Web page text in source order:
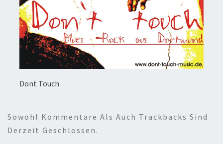
Dont Touch
Sowohl Kommentare Als Auch Trackbacks Sind
Derzeit Geschlossen.